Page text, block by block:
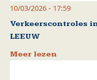
10/03/2026 - 17:59
Verkeerscontroles in
LEEUW
Meer lezen